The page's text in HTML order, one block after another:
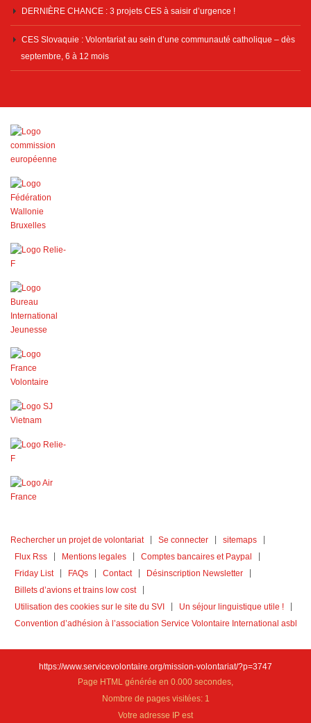
DERNIÈRE CHANCE : 3 projets CES à saisir d’urgence !
CES Slovaquie : Volontariat au sein d’une communauté catholique – dès
septembre, 6 à 12 mois
Rechercher un projet de volontariat Se connecter
sitemaps
Flux Rss
Mentions legales
Comptes bancaires et Paypal
Friday List
FAQs Contact
Désinscription Newsletter
Billets d’avions et trains low cost
Utilisation des cookies sur le site du SVI
Un séjour linguistique utile !
Convention d’adhésion à l’association Service Volontaire International asbl
https://www.servicevolontaire.org/mission-volontariat/?p=3747
Page HTML générée en 0.000 secondes,
Nombre de pages visitées: 1
Votre adresse IP est